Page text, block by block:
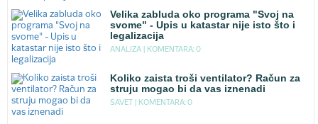
Velika zabluda oko programa "Svoj na
svome" - Upis u katastar nije isto što i
legalizacija
ANALIZA | KOMENTARA: 0
Koliko zaista troši ventilator? Račun za
struju mogao bi da vas iznenadi
SAVET | KOMENTARA: 0